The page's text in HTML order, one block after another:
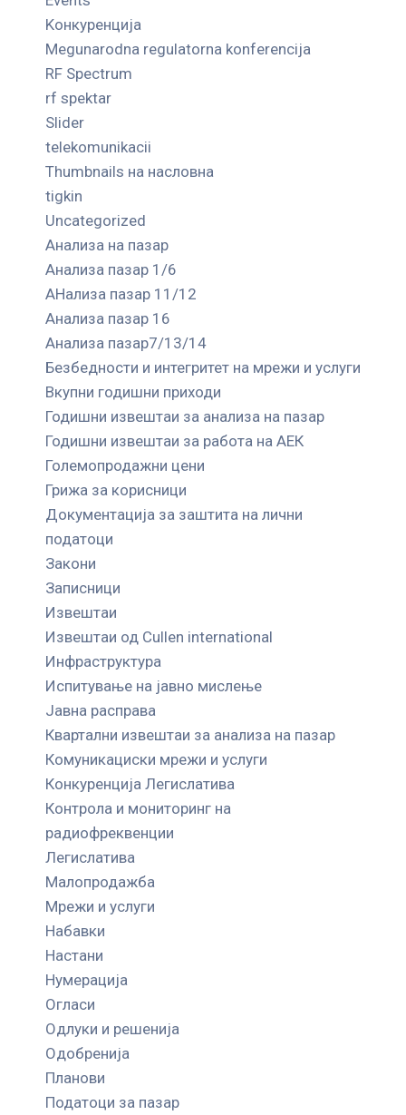
Kонкуренција
Megunarodna regulatorna konferencija
RF Spectrum
rf spektar
Slider
telekomunikacii
Thumbnails на насловна
tigkin
Uncategorized
Анализа на пазар
Анализа пазар 1/6
АНализа пазар 11/12
Анализа пазар 16
Анализа пазар7/13/14
Безбедности и интегритет на мрежи и услуги
Вкупни годишни приходи
Годишни извештаи за анализа на пазар
Годишни извештаи за работа на АЕК
Големопродажни цени
Грижа за корисници
Документација за заштита на лични
податоци
Закони
Записници
Извештаи
Извештаи од Cullen international
Инфраструктура
Испитување на јавно мислење
Јавна расправа
Квартални извештаи за анализа на пазар
Комуникациски мрежи и услуги
Конкуренција Легислатива
Контрола и мониторинг на
радиофреквенции
Легислатива
Малопродажба
Мрежи и услуги
Набавки
Настани
Нумерација
Огласи
Одлуки и решенија
Одобренија
Планови
Податоци за пазар